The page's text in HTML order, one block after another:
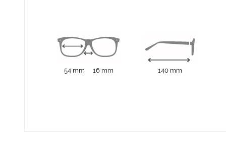
54 mm 16 mm 140 mm